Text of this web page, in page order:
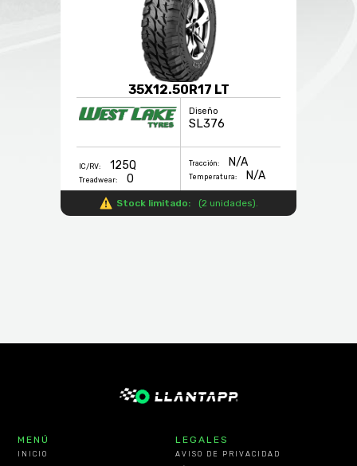
35X12.50R17 LT
Diseño
SL376
IC/RV: 125Q
Treadwear: 0
Tracción: N/A
Temperatura: N/A
Stock limitado: (2 unidades).
MENÚ
INICIO
LEGALES
AVISO DE PRIVACIDAD